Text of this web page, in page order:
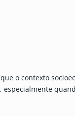
o contexto